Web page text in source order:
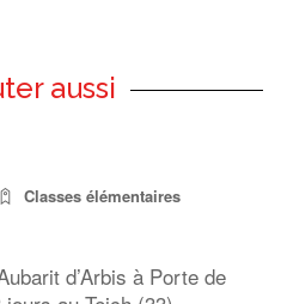
aussi
Classes élémentaires
d’Arbis à Porte de